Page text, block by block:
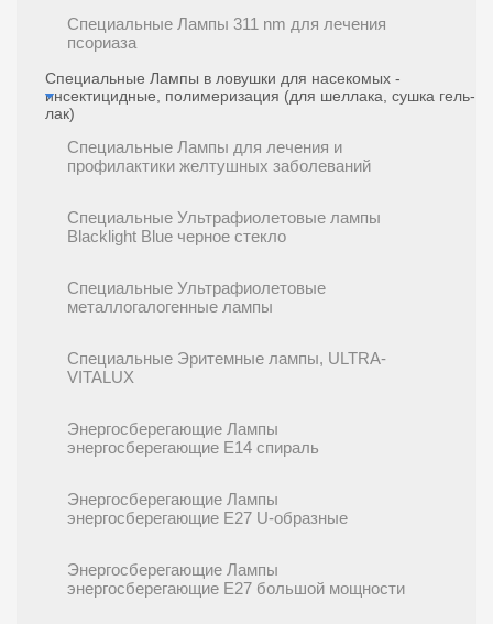
Специальные Лампы 311 nm для лечения
псориаза
Специальные Лампы в ловушки для насекомых -
инсектицидные, полимеризация (для шеллака, сушка гель-
лак)
Специальные Лампы для лечения и
профилактики желтушных заболеваний
Специальные Ультрафиолетовые лампы
Blacklight Blue черное стекло
Специальные Ультрафиолетовые
металлогалогенные лампы
Специальные Эритемные лампы, ULTRA-
VITALUX
Энергосберегающие Лампы
энергосберегающие E14 спираль
Энергосберегающие Лампы
энергосберегающие E27 U-образные
Энергосберегающие Лампы
энергосберегающие E27 большой мощности